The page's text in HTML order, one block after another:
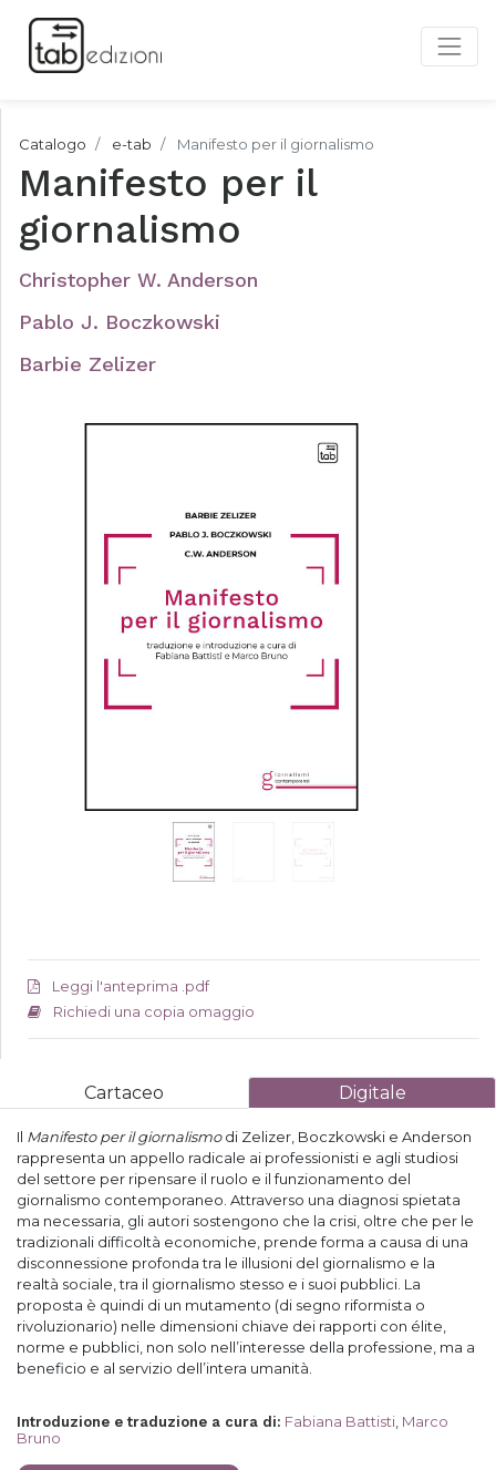
Catalogo e-tab Manifesto per il giornalismo
Manifesto per il
giornalismo
Christopher W. Anderson
Pablo J. Boczkowski
Barbie Zelizer
Leggi l'anteprima .pdf
Richiedi una copia omaggio
Cartaceo Digitale
Il Manifesto per il giornalismodi Zelizer, Boczkowski e Anderson
rappresenta un appello radicale ai professionisti e agli studiosi
del settore per ripensare il ruolo e il funzionamento del
giornalismo contemporaneo. Attraverso una diagnosi spietata
ma necessaria, gli autori sostengono che la crisi, oltre che per le
tradizionali difficoltà economiche, prende forma a causa di una
disconnessione profonda tra le illusioni del giornalismo e la
realtà sociale, tra il giornalismo stesso e i suoi pubblici. La
proposta è quindi di un mutamento (di segno riformista o
rivoluzionario) nelle dimensioni chiave dei rapporti con élite,
norme e pubblici, non solo nell’interesse della professione, ma a
beneficio e al servizio dell’intera umanità.
Introduzione e traduzione a cura di: Fabiana Battisti Marco
Bruno